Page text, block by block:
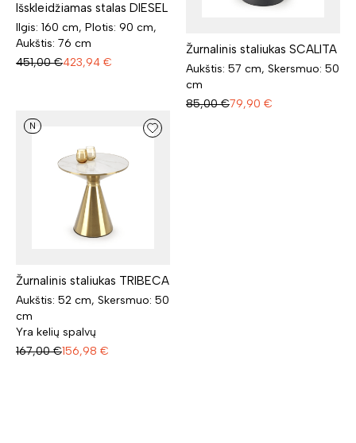
Išskleidžiamas stalas DIESEL
Ilgis: 160 cm, Plotis: 90 cm,
Aukštis: 76 cm
451,00 €423,94 €
Žurnalinis staliukas SCALITA
Aukštis: 57 cm, Skersmuo: 50
cm
85,00 €79,90 €
N
Žurnalinis staliukas TRIBECA
Aukštis: 52 cm, Skersmuo: 50
cm
Yra kelių spalvų
167,00 €156,98 €